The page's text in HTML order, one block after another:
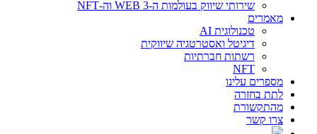
שירותי שיווק בעולמות ה-WEB 3 וה-NFT
מאמרים
טכנולוגית AI
דיגיטל ואסטרטגיה שיווקית
רשתות חברתיות
NFT
מספרים עלינו
לתת בחזרה
מהתקשורת
צרו קשר